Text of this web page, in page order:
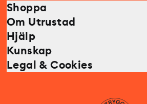
Shoppa
Om Utrustad
Hjälp
Kunskap
Legal & Cookies